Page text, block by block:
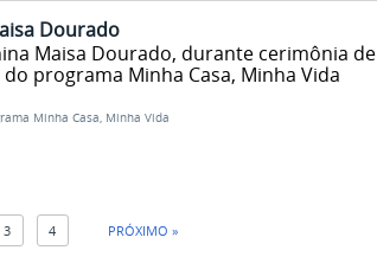
Dourado
Maisa Dourado, durante cerimônia de
programa Minha Casa, Minha Vida
Minha Casa, Minha Vida
3 4 PRÓXIMO »